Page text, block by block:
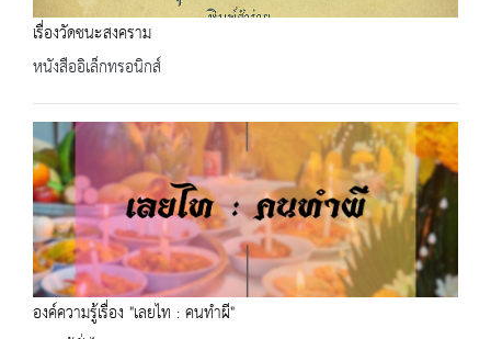
เรื่องวัดชนะสงคราม
หนังสืออิเล็กทรอนิกส์
องค์ความรู้เรื่อง "เลยไท : คนทำผี"